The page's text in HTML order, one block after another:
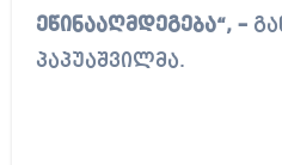
ეწინააღმდეგება“, –
პაპუაშვილმა.